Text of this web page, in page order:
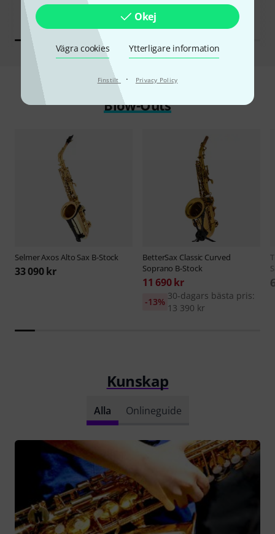
Okej
Vägra cookies Ytterligare information
Finstilt · Privacy Policy
Blow-Outs
SelmerAxos Alto Sax B-Stock
33 090 kr
BetterSax Classic Curved
Soprano B-Stock
11 690 kr
30-dagars bästa pris:
13 390 kr
-13%
Kunskap
Alla Onlineguide